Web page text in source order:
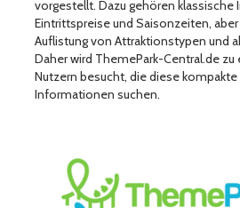
vorgestellt. Dazu gehören
Eintrittspreise und Saisonzeiten,
Auflistung von Attraktionstypen und
Daher wird ThemePark-Central.de
Nutzern besucht, die diese
Informationen suchen.